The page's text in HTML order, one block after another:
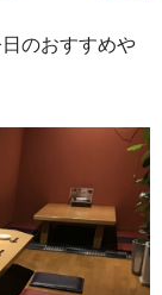
のおすすめや